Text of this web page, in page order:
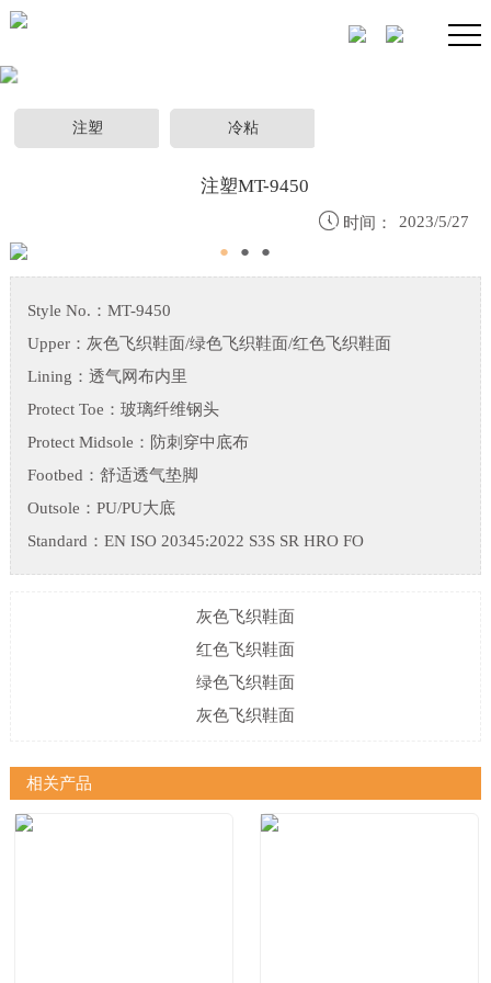
注塑 冷粘
注塑MT-9450
 时间：
2023/5/27
●
● ●
Style No.：MT-9450
Upper：灰色飞织鞋面/绿色飞织鞋面/红色飞织鞋面
Lining：透气网布内里
Protect Toe：玻璃纤维钢头
Protect Midsole：防刺穿中底布
Footbed：舒适透气垫脚
Outsole：PU/PU大底
Standard：EN ISO 20345:2022 S3S SR HRO FO
灰色飞织鞋面
红色飞织鞋面
绿色飞织鞋面
灰色飞织鞋面
相关产品